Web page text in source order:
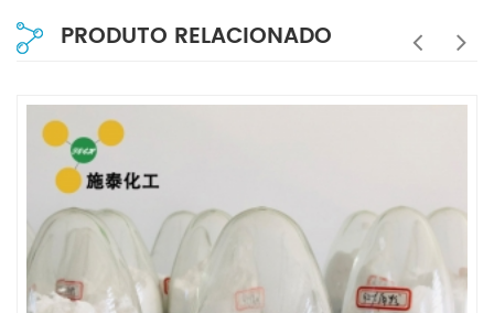
PRODUTO RELACIONADO